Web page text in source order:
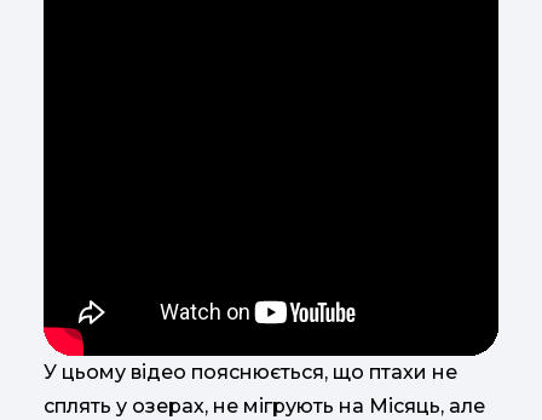
У цьому відео пояснюється, що птахи не
сплять у озерах, не мігрують на Місяць, але